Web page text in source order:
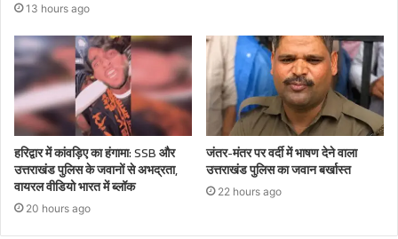
13 hours ago
हरिद्वार में कांवड़िए का हंगामा: SSB और
उत्तराखंड पुलिस के जवानों से अभद्रता,
वायरल वीडियो भारत में ब्लॉक
20 hours ago
जंतर-मंतर पर वर्दी में भाषण देने वाला
उत्तराखंड पुलिस का जवान बर्खास्त
22 hours ago